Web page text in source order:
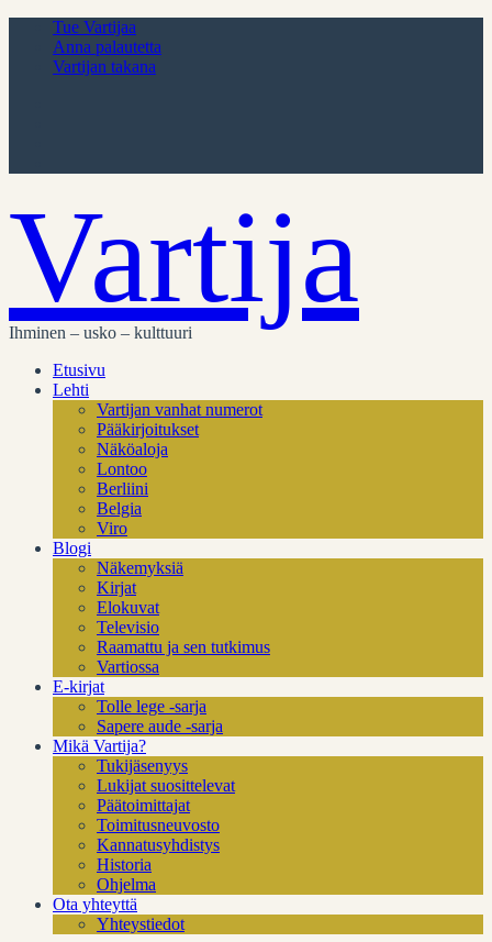
Tue Vartijaa
Anna palautetta
Vartijan takana
Vartija
Ihminen – usko – kulttuuri
Etusivu
Lehti
Vartijan vanhat numerot
Pääkirjoitukset
Näköaloja
Lontoo
Berliini
Belgia
Viro
Blogi
Näkemyksiä
Kirjat
Elokuvat
Televisio
Raamattu ja sen tutkimus
Vartiossa
E-kirjat
Tolle lege -sarja
Sapere aude -sarja
Mikä Vartija?
Tukijäsenyys
Lukijat suosittelevat
Päätoimittajat
Toimitusneuvosto
Kannatusyhdistys
Historia
Ohjelma
Ota yhteyttä
Yhteystiedot